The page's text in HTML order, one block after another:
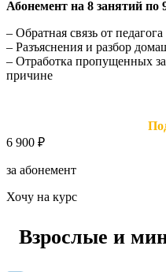
Абонемент на 8 занятий по
– Обратная связь от
– Разъяснения и разбор
– Отработка пропущенных
причине
6 900 ₽
за абонемент
Хочу на курс
Взрослые и